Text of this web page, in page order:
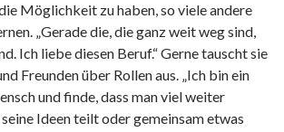
Möglichkeit zu haben, so viele andere
„Gerade die, die ganz weit weg sind,
Ich liebe diesen Beruf.“ Gerne tauscht sie
Freunden über Rollen aus. „Ich bin ein
und finde, dass man viel weiter
Ideen teilt oder gemeinsam etwas